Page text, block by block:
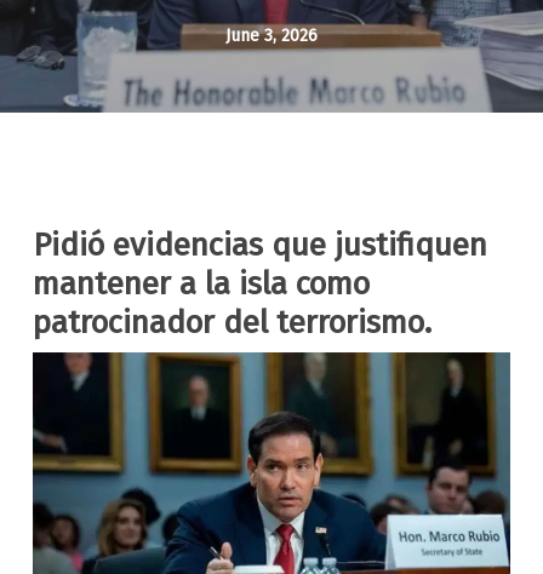
June 3, 2026
Pidió evidencias que justifiquen
mantener a la isla como
patrocinador del terrorismo.